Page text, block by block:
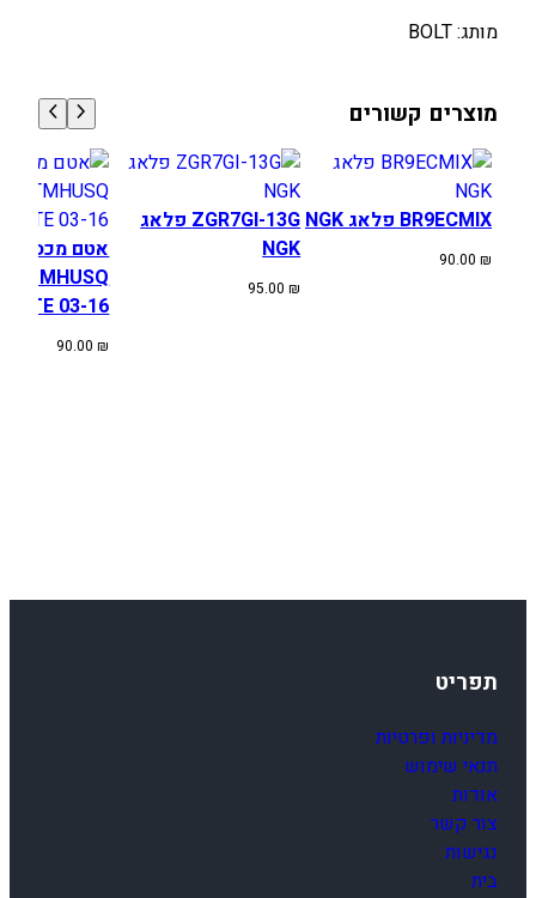
נ
ק
ט
מ
/
ה
ס
מותג: BOLT
מוצרים קשורים
BR9ECMIX פלאג NGK
90.00 ₪
ZGR7GI-13G פלאג
NGK
95.00₪
אטם מכסה
KTMHUSQ
TE 03-16
90.00₪
תפריט
מדיניות ופרטיות
תנאי שימוש
אודות
צור קשר
נגישות
בית